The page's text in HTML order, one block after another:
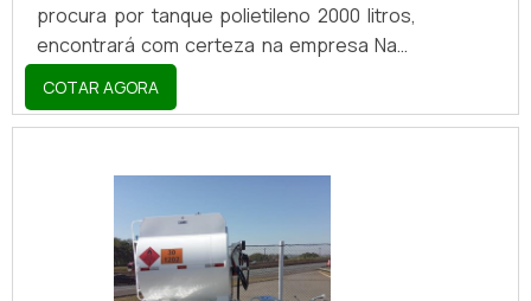
procura por tanque polietileno 2000 litros,
encontrará com certeza na empresa Nami
Soluções. Solicitando uma cotação por
meio da própria empresa e descobrindo a
líder da área de atuação, a compra é mais
o cliente conseguirá ótima qualidade com
soluções para o agronegócio focada no
armazenamento e transporte de
COTAR AGORA